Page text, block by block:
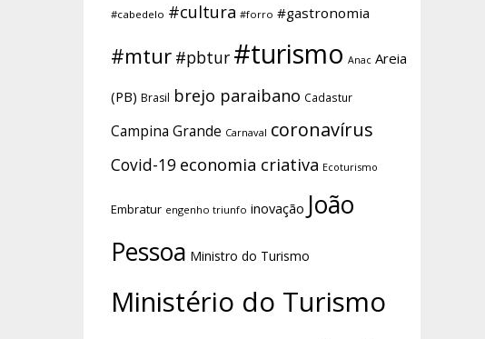
#cabedelo #cultura #forro #gastronomia
#mtur #pbtur #turismo Anac Areia
(PB) Brasil brejo paraibano Cadastur
Campina Grande Carnaval coronavírus
Covid-19 economia criativa Ecoturismo
Embratur engenho triunfo inovação João
Pessoa Ministro do Turismo
Ministério do Turismo